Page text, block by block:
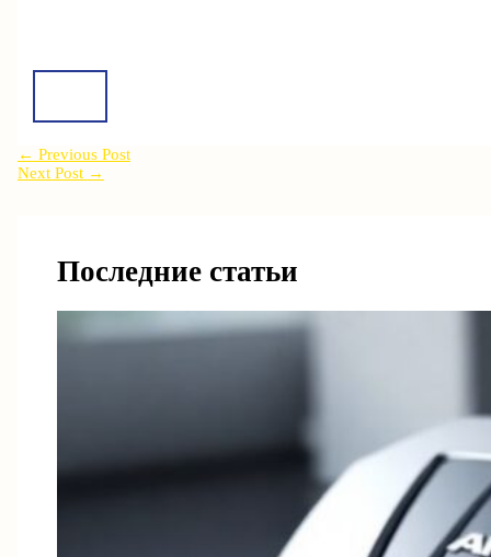
← Previous Post
Next Post →
Последние статьи